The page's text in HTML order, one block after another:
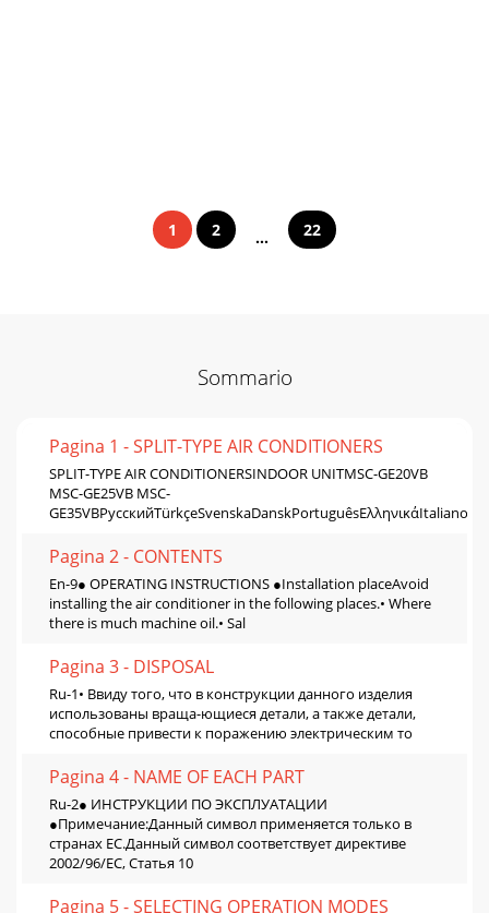
1 2 ... 22
Sommario
Pagina 1 - SPLIT-TYPE AIR CONDITIONERS
SPLIT-TYPE AIR CONDITIONERSINDOOR UNITMSC-GE20VB
MSC-GE25VB MSC-
Pagina 2 - CONTENTS
En-9● OPERATING INSTRUCTIONS ●Installation placeAvoid
installing the air conditioner in the following places.• Where
there is much machine oil.• Sal
Pagina 3 - DISPOSAL
Ru-1• Ввиду того, что в конструкции данного изделия
использованы враща-ющиеся детали, а также детали,
способные привести к поражению электрическим то
Pagina 4 - NAME OF EACH PART
Ru-2● ИНСТРУКЦИИ ПО ЭКСПЛУАТАЦИИ
●Примечание:Данный символ применяется только в
странах ЕС.Данный символ соответствует директиве
2002/96/EC, Статья 10
Pagina 5 - SELECTING OPERATION MODES